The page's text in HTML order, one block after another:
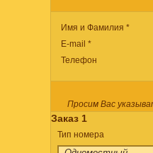
Имя и Фамилия *
E-mail *
Телефон
Просим Вас
Заказ 1
Тип номера